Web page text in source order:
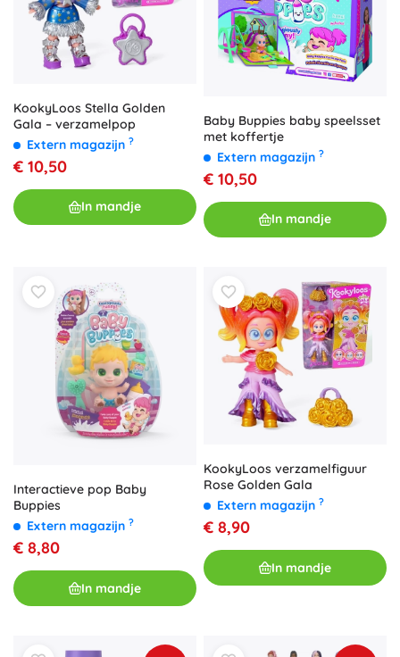
KookyLoos Stella Golden
Gala – verzamelpop
Extern magazijn ?
€ 10,50
In mandje
Baby Buppies baby speelsset
met koffertje
Extern magazijn ?
€ 10,50
In mandje
Interactieve pop Baby
Buppies
Extern magazijn ?
€ 8,80
In mandje
KookyLoos verzamelfiguur
Rose Golden Gala
Extern magazijn ?
€ 8,90
In mandje